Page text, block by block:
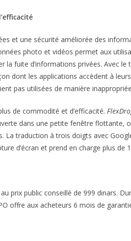
et une sécurité améliorée des
photo et vidéos permet aux
la fuite d’informations privées. Avec
dont les applications accèdent à
pas utilisées de manière
de commodité et d’efficacité.
dans une petite fenêtre flottante,
La traduction à trois doigts avec
d’écran et prend en charge plus de
prix public conseillé de 999 dinars.
offre aux acheteurs 6 mois de